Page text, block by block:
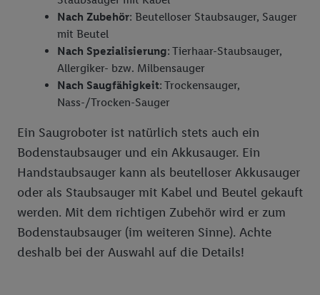
Nach Zubehör: Beutelloser Staubsauger, Sauger
mit Beutel
Nach Spezialisierung: Tierhaar-Staubsauger,
Allergiker- bzw. Milbensauger
Nach Saugfähigkeit: Trockensauger,
Nass-/Trocken-Sauger
Ein Saugroboter ist natürlich stets auch ein
Bodenstaubsauger und ein Akkusauger. Ein
Handstaubsauger kann als beutelloser Akkusauger
oder als Staubsauger mit Kabel und Beutel gekauft
werden. Mit dem richtigen Zubehör wird er zum
Bodenstaubsauger (im weiteren Sinne). Achte
deshalb bei der Auswahl auf die Details!